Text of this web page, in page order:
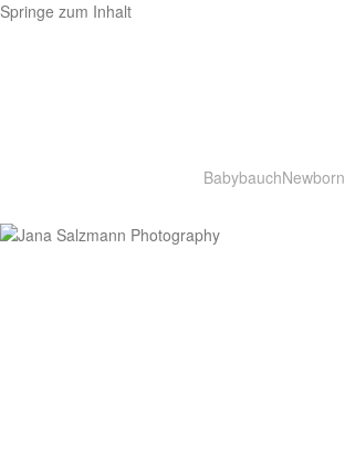
Springe zum Inhalt
BabybauchNewborn